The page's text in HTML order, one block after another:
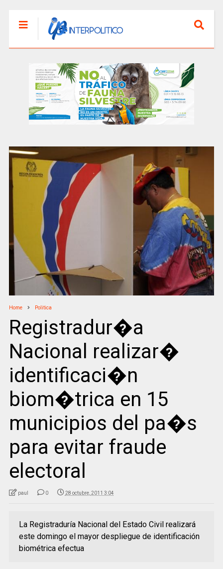
Home Politica
Registradur�a
Nacional realizar�
identificaci�n
biom�trica en 15
municipios del pa�s
para evitar fraude
electoral
paul 0 28 octubre, 2011 3:04
La Registraduría Nacional del Estado Civil realizará
este domingo el mayor despliegue de identificación
biométrica efectua